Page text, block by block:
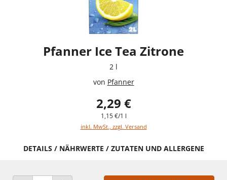
Pfanner Ice Tea Zitrone
2 l
von Pfanner
2,29 €
1,15 €/1 l
inkl. MwSt., zzgl. Versand
DETAILS / NÄHRWERTE / ZUTATEN UND ALLERGENE